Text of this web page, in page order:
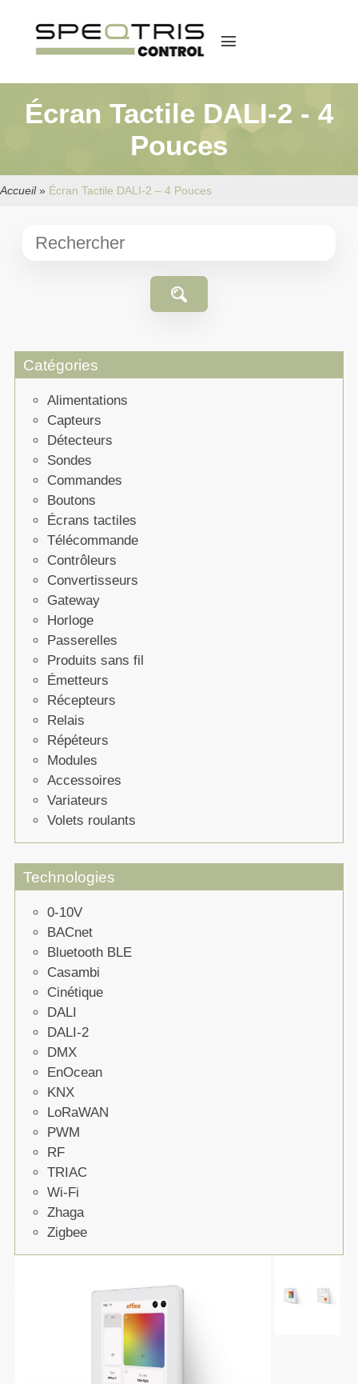
menu
Écran Tactile DALI-2 - 4
Pouces
Accueil» Écran Tactile DALI-2 – 4 Pouces
Catégories
Alimentations
Capteurs
Détecteurs
Sondes
Commandes
Boutons
Écrans tactiles
Télécommande
Contrôleurs
Convertisseurs
Gateway
Horloge
Passerelles
Produits sans fil
Émetteurs
Récepteurs
Relais
Répéteurs
Modules
Accessoires
Variateurs
Volets roulants
Technologies
0-10V
BACnet
Bluetooth BLE
Casambi
Cinétique
DALI
DALI-2
DMX
EnOcean
KNX
LoRaWAN
PWM
RF
TRIAC
Wi-Fi
Zhaga
Zigbee